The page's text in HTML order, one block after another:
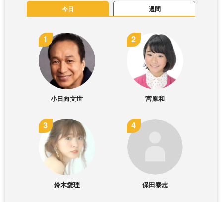
今日 週間
小日向文世 宮原和
鈴木愛理 保田泰志